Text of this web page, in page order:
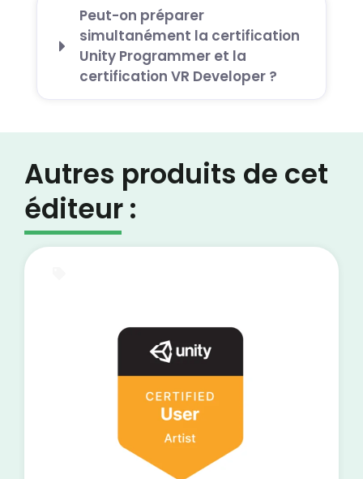
Peut-on préparer
simultanément la certification
Unity Programmer et la
certification VR Developer ?
Autres produits de cet
éditeur :